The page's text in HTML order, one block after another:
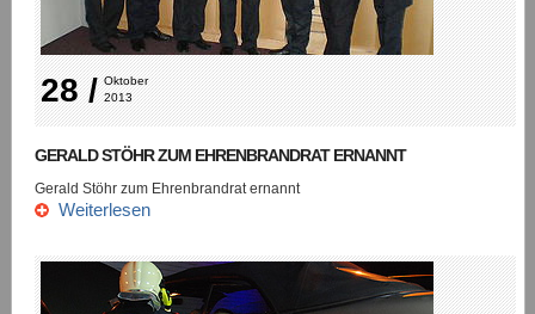
28 / Oktober
2013
GERALD STÖHR ZUM EHRENBRANDRAT ERNANNT
Gerald Stöhr zum Ehrenbrandrat ernannt
Weiterlesen